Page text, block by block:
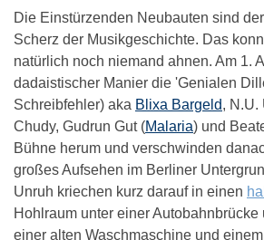
Die Einstürzenden Neubauten sind
Scherz der Musikgeschichte. Das
natürlich noch niemand ahnen. Am 1.
dadaistischer Manier die 'Genialen
Schreibfehler) aka Blixa Bargeld, N.U.
Chudy, Gudrun Gut (Malaria) und
Bühne herum und verschwinden
großes Aufsehen im Berliner
Unruh kriechen kurz darauf in einen
Hohlraum unter einer
einer alten Waschmaschine und